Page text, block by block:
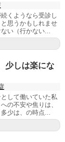
くようなら受診し
思うかもしれませ
い（行かない...
少しは楽にな
して働いていた私
の不安や焦りは、
少は、の時点...